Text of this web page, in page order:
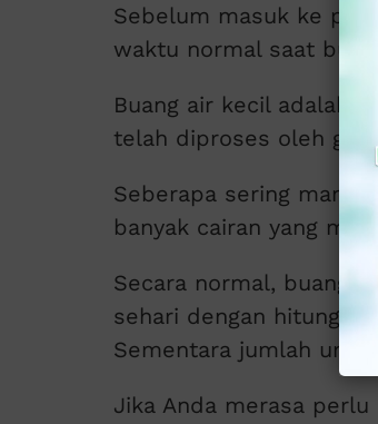
Sebelum masuk ke
waktu normal saat
Buang air kecil adalah
telah diproses oleh
Seberapa sering
banyak cairan yang
Secara normal, buang
sehari dengan
Sementara jumlah
Jika Anda merasa